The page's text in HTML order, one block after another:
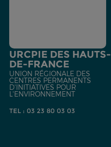
URCPIE DES HAUTS-
DE-FRANCE
UNION RÉGIONALE DES
CENTRES PERMANENTS
D'INITIATIVES POUR
L'ENVIRONNEMENT
TEL : 03 23 80 03 03